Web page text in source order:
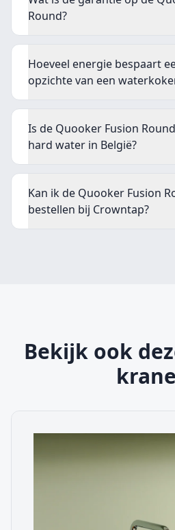
Round?
Hoeveel energie bespaart
opzichte van een
Is de Quooker Fusion
hard water in België?
Kan ik de Quooker Fusion
bestellen bij Crowntap?
Bekijk ook